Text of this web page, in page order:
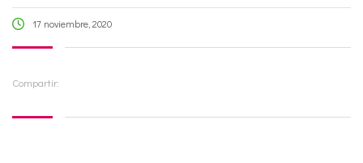
17 noviembre, 2020
Compartir: